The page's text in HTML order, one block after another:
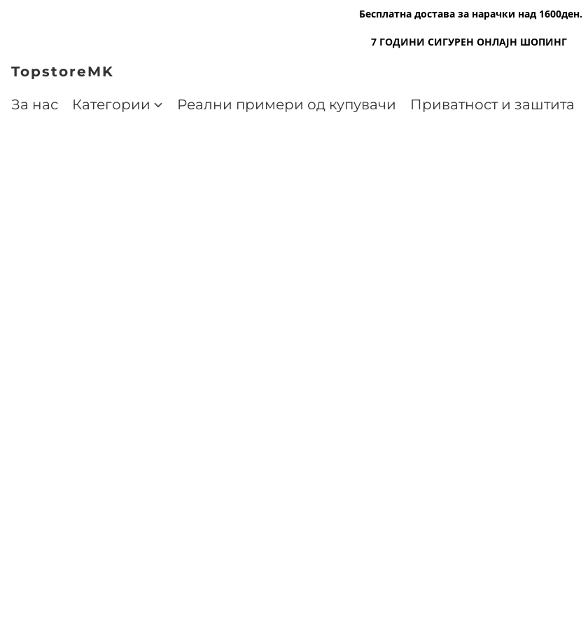
Бесплатна достава за нарачки над 1600ден.
7 ГОДИНИ СИГУРЕН ОНЛАЈН ШОПИНГ
TopstoreMK
За нас
Категории Реални примери од купувачи Приватност и заштита